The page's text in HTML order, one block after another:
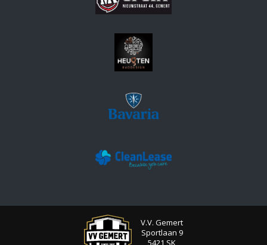
V.V. Gemert
Sportlaan 9
5421 SK